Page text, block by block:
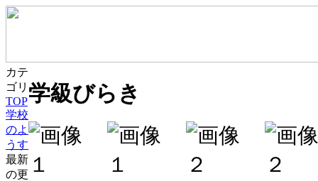
カテ
ゴリ
TOP
学校
のよ
うす
最新
の更
学級びらき